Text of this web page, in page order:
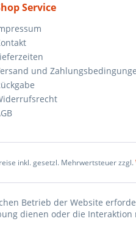
Service
und
inkl. gesetzl. Mehrwertsteuer zzgl.
Betrieb der Website
dienen oder die